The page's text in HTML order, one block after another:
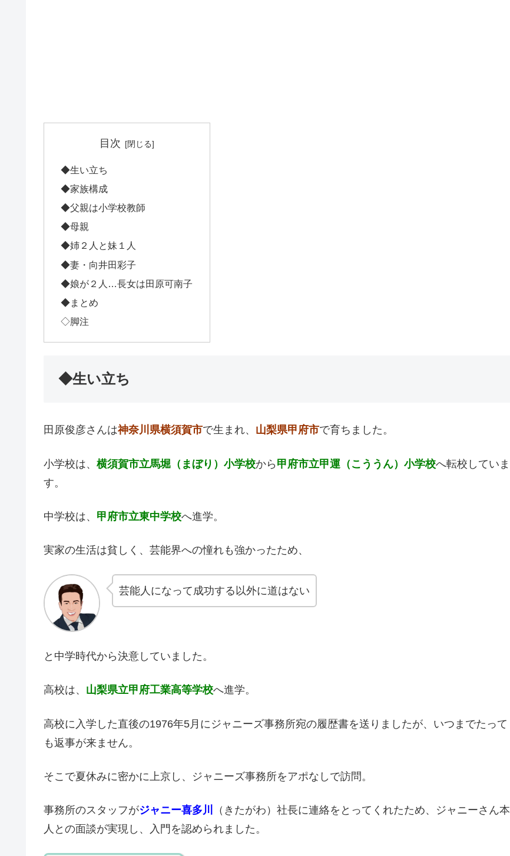
目次
◆生い立ち
◆家族構成
◆父親は小学校教師
◆母親
◆姉２人と妹１人
◆妻・向井田彩子
◆娘が２人…長女は田原可南子
◆まとめ
◇脚注
◆生い立ち
田原俊彦さんは神奈川県横須賀市で生まれ、 山梨県甲府市で育ちました。
小学校は、 横須賀市立馬堀（まぼり）小学校から 甲府市立甲運（こううん）小学校へ転校していま
す。
中学校は、 甲府市立東中学校へ進学。
実家の生活は貧しく、芸能界への憧れも強かったため、
芸能人になって成功する以外に道はない
と中学時代から決意していました。
高校は、 山梨県立甲府工業高等学校へ進学。
高校に入学した直後の1976年5月にジャニーズ事務所宛の履歴書を送りましたが、いつまでたって
も返事が来ません。
そこで夏休みに密かに上京し、ジャニーズ事務所をアポなしで訪問。
事務所のスタッフがジャニー喜多川
（きたがわ）社長に連絡をとってくれたため、ジャニーさん本
人との面談が実現し、入門を認められました。